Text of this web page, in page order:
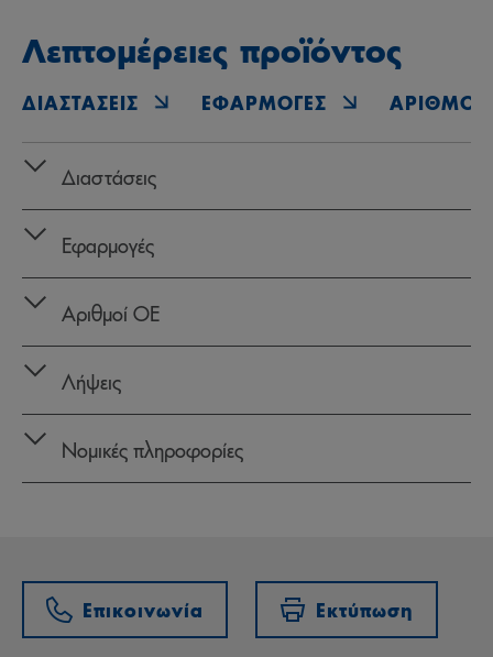
Λεπτομέρειες προϊόντος
ΔΙΑΣΤΆΣΕΙΣ ΕΦΑΡΜΟΓΈΣ ΑΡΙΘΜΟΊ
Διαστάσεις
Εφαρμογές
Αριθμοί OE
Λήψεις
Νομικές πληροφορίες
Επικοινωνία Εκτύπωση